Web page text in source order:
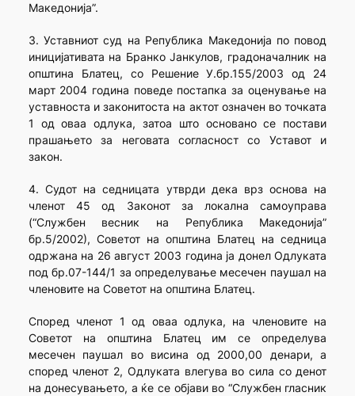
Македонија”.
3. Уставниот суд на Република Македонија по повод
иницијативата на Бранко Јанкулов, градоначалник на
општина Блатец, со Решение У.бр.155/2003 од 24
март 2004 година поведе постапка за оценување на
уставноста и законитоста на актот означен во точката
1 од оваа одлука, затоа што основано се постави
прашањето за неговата согласност со Уставот и
закон.
4. Судот на седницата утврди дека врз основа на
членот 45 од Законот за локална самоуправа
(“Службен весник на Република Македонија”
бр.5/2002), Советот на општина Блатец на седница
одржана на 26 август 2003 година ја донел Одлуката
под бр.07-144/1 за определување месечен паушал на
членовите на Советот на општина Блатец.
Според членот 1 од оваа одлука, на членовите на
Советот на општина Блатец им се определува
месечен паушал во висина од 2000,00 денари, а
според членот 2, Одлуката влегува во сила со денот
на донесувањето, а ќе се објави во “Службен гласник